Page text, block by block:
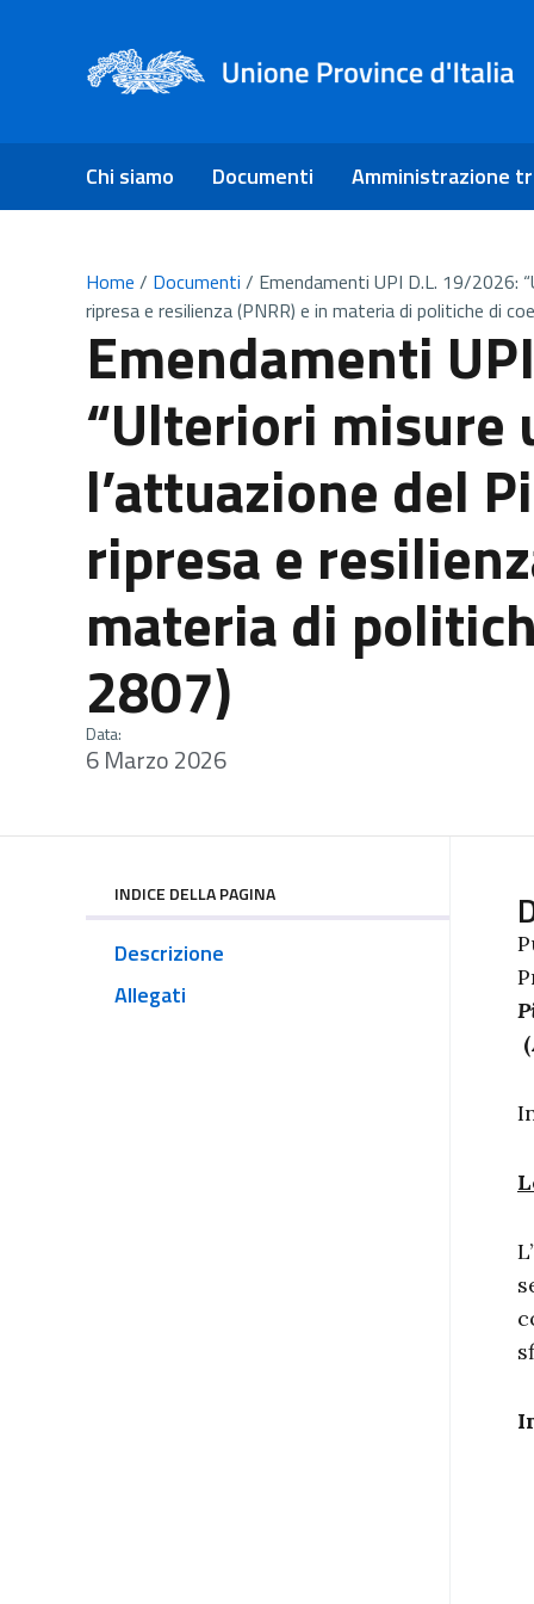
Chi siamo Documenti Amministrazione
Home / Documenti / Emendamenti UPI D.L. 19/2026:
ripresa e resilienza (PNRR) e in materia di politiche di
Emendamenti
“Ulteriori misure
l’attuazione del
ripresa e
materia di
2807)
Data:
6 Marzo 2026
INDICE DELLA PAGINA
Descrizione
Allegati